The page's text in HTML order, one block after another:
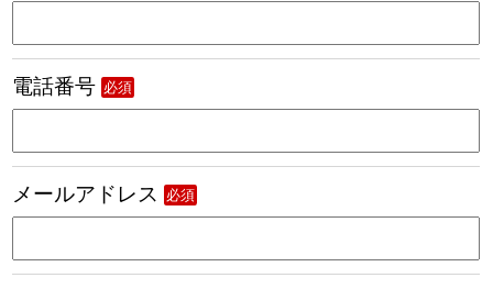
電話番号 必須
メールアドレス 必須